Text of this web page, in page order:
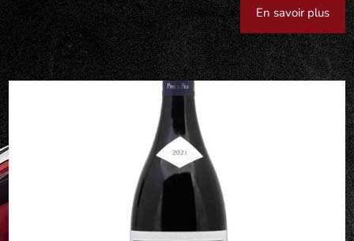
En savoir plus